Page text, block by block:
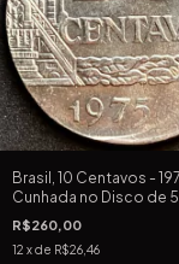
Brasil, 10 Centavos -
Cunhada no Disco de 5
Centavos)
R$260,00
12 x de R$26,46